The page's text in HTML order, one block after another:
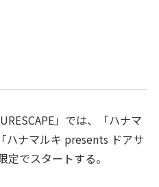
」では、「ハナマ
ハナマルキ presents ドアサ
でスタートする。